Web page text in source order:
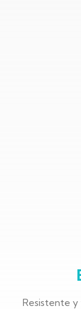
Resistente y